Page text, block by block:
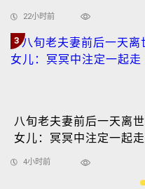
22小时前
3
八旬老夫妻前后一天离世
女儿：冥冥中注定一起走
4小时前